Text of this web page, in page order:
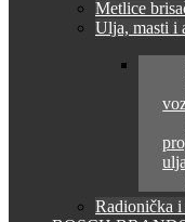
Metlice
Ulja, masti i
ulja
Radionička i